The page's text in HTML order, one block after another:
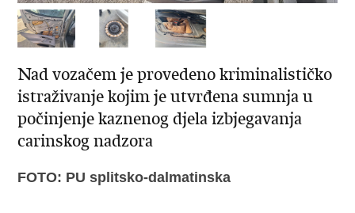
Nad vozačem je provedeno kriminalističko
istraživanje kojim je utvrđena sumnja u
počinjenje kaznenog djela izbjegavanja
carinskog nadzora
FOTO: PU splitsko-dalmatinska